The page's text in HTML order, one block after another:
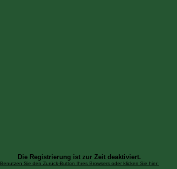
Die Registrierung ist zur Zeit deaktiviert.
Benutzen Sie den Zurück-Button Ihres Browsers oder klicken Sie hier!